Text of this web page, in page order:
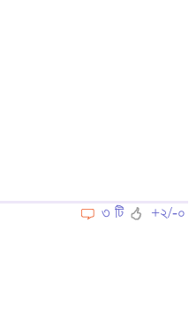
৩ টি
+২/-০